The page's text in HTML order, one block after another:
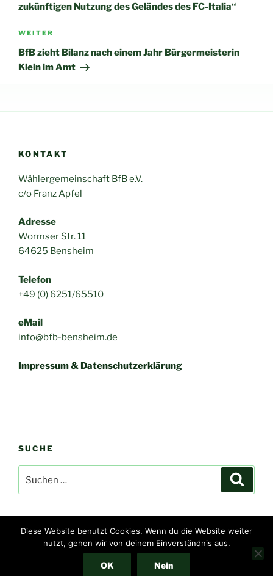
zukünftigen Nutzung des Geländes des FC-Italia“
Nächster
Beitrag
WEITER
BfB zieht Bilanz nach einem Jahr Bürgermeisterin
Klein im Amt
KONTAKT
Wählergemeinschaft BfB e.V.
c/o Franz Apfel
Adresse
Wormser Str. 11
64625 Bensheim
Telefon
+49 (0) 6251/65510
eMail
info@bfb-bensheim.de
Impressum & Datenschutzerklärung
SUCHE
nach:
Impressum & Datenschutzerklärung
Stolz präsentiert von
Diese Website benutzt Cookies. Wenn du die Website weiter
nutzt, gehen wir von deinem Einverständnis aus.
OK Nein